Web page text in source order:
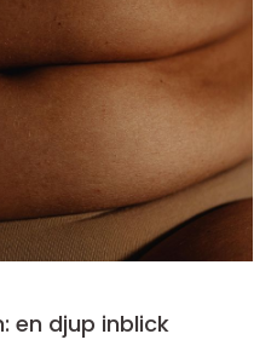
en djup inblick